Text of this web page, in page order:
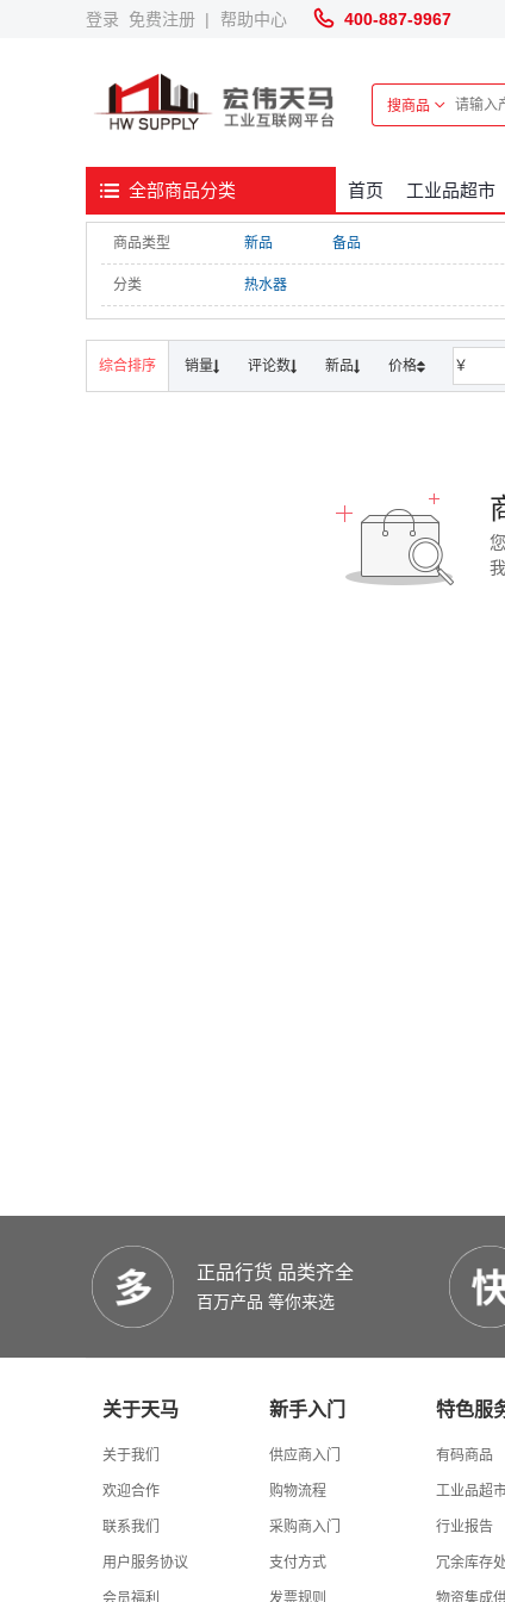
登录 免费注册 | 帮助中心 400-887-9967
搜商品
全部商品分类 首页 工业品超市
商品类型 新品 备品
分类 热水器
综合排序 销量 评论数 新品 价格 ￥
正品行货 品类齐全
百万产品 等你来选
关于天马
关于我们
欢迎合作
联系我们
用户服务协议
会员福利
新手入门
供应商入门
购物流程
采购商入门
支付方式
发票规则
特色服
有码商品
工业品超
行业报告
冗余库存
物资集成